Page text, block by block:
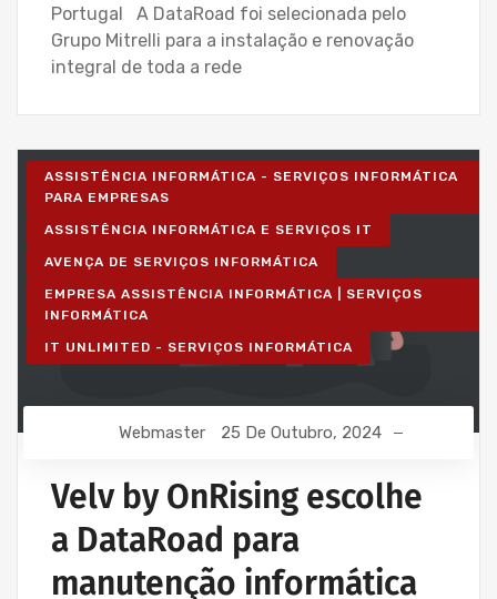
Portugal A DataRoad foi selecionada pelo
Grupo Mitrelli para a instalação e renovação
integral de toda a rede
ASSISTÊNCIA INFORMÁTICA - SERVIÇOS INFORMÁTICA
PARA EMPRESAS
ASSISTÊNCIA INFORMÁTICA E SERVIÇOS IT
AVENÇA DE SERVIÇOS INFORMÁTICA
EMPRESA ASSISTÊNCIA INFORMÁTICA | SERVIÇOS
INFORMÁTICA
IT UNLIMITED - SERVIÇOS INFORMÁTICA
Webmaster 25 De Outubro, 2024
Velv by OnRising escolhe
a DataRoad para
manutenção informática